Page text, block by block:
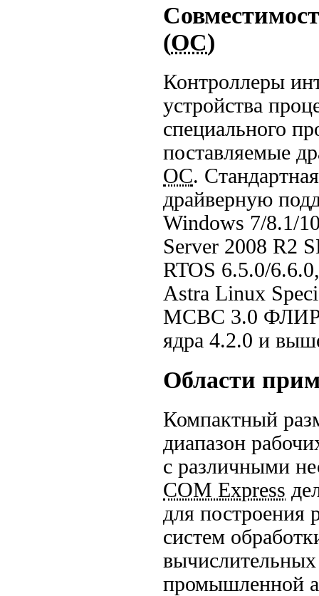
(ОС)
Контроллеры
устройства
специального
поставляемые
ОС.
драйверную
Windows 7/8.1/
Server 2008 R2
RTOS 6.5.0/
Astra Linux
МСВС 3.0
ядра 4.2.0 и
Области
Компактный
диапазон
с различными
COM Express
для
систем
промышленной